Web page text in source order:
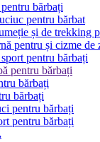
bărbați
pentru bărbat
și de trekking
pentru și cizme de
pentru bărbați
pentru bărbați
bărbați
bărbați
pentru bărbați
pentru bărbați